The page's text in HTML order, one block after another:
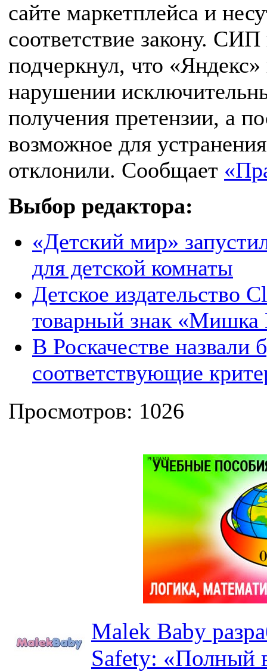
сайте маркетплейса и
соответствие закону.
подчеркнул, что
нарушении
получения претензии, а
возможное для
отклонили. Сообщает
Выбор редактора:
«Детский мир»
для детской комнаты
Детское издательство
товарный знак
В Роскачестве назвали
соответствующие
Просмотров: 1026
РЕКЛАМА
Malek Baby
Safety: «Полный